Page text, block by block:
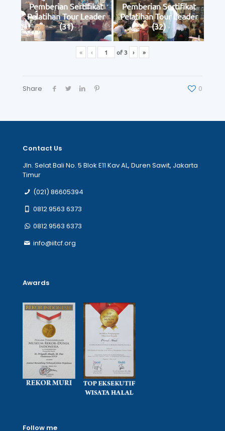
Pemberian Sertifikat
Pelatihan Tour Leader
(31)
Pemberian Sertifikat
Pelatihan Tour Leader
(32)
« ‹ of3 › »
Share 0
Contact Us
Jln. Selat Bali No. 5 Blok E11 Kav AL, Duren Sawit, Jakarta
Timur
(021) 86605394
0812 9563 6373
0812 9563 6373
info@iitcf.org
Awards
Follow me